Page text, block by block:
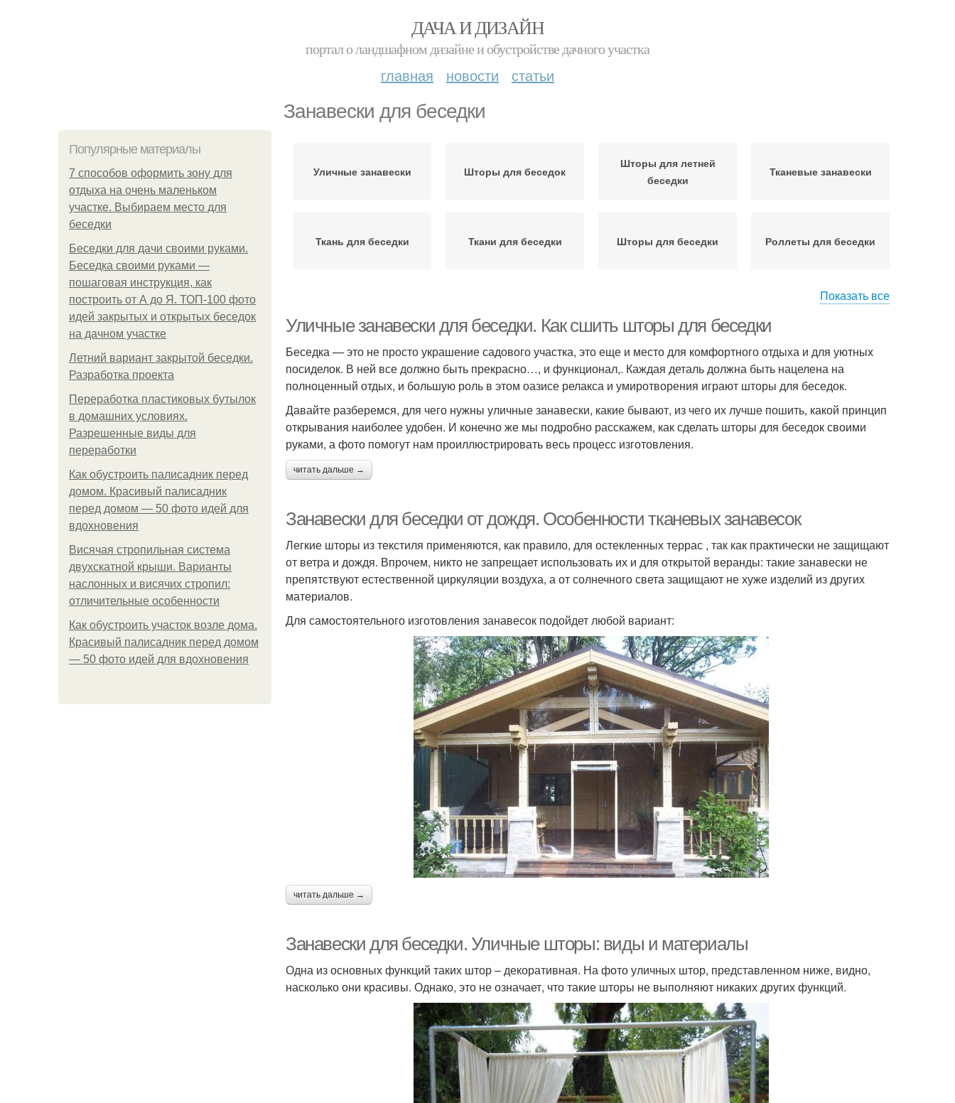
ДАЧА И ДИЗАЙН
портал о ландшафном дизайне и обустройстве дачного участка
главная новости статьи
Занавески для беседки
Популярные материалы
7 способов оформить зону для
отдыха на очень маленьком
участке. Выбираем место для
беседки
Беседки для дачи своими руками.
Беседка своими руками —
пошаговая инструкция, как
построить от А до Я. ТОП-100 фото
идей закрытых и открытых беседок
на дачном участке
Летний вариант закрытой беседки.
Разработка проекта
Переработка пластиковых бутылок
в домашних условиях.
Разрешенные виды для
переработки
Как обустроить палисадник перед
домом. Красивый палисадник
перед домом — 50 фото идей для
вдохновения
Висячая стропильная система
двухскатной крыши. Варианты
наслонных и висячих стропил:
отличительные особенности
Как обустроить участок возле дома.
Красивый палисадник перед домом
— 50 фото идей для вдохновения
Уличные занавески Шторы для беседок
Шторы для летней
беседки
Тканевые занавески
Ткань для беседки Ткани для беседки Шторы для беседки Роллеты для беседки
Показать все
Уличные занавески для беседки. Как сшить шторы для беседки
Беседка — это не просто украшение садового участка, это еще и место для комфортного отдыха и для уютных
посиделок. В ней все должно быть прекрасно…, и функционал,. Каждая деталь должна быть нацелена на
полноценный отдых, и большую роль в этом оазисе релакса и умиротворения играют шторы для беседок.
Давайте разберемся, для чего нужны уличные занавески, какие бывают, из чего их лучше пошить, какой принцип
открывания наиболее удобен. И конечно же мы подробно расскажем, как сделать шторы для беседок своими
руками, а фото помогут нам проиллюстрировать весь процесс изготовления.
читать дальше →
Занавески для беседки от дождя. Особенности тканевых занавесок
Легкие шторы из текстиля применяются, как правило, для остекленных террас , так как практически не защищают
от ветра и дождя. Впрочем, никто не запрещает использовать их и для открытой веранды: такие занавески не
препятствуют естественной циркуляции воздуха, а от солнечного света защищают не хуже изделий из других
материалов.
Для самостоятельного изготовления занавесок подойдет любой вариант:
читать дальше →
Занавески для беседки. Уличные шторы: виды и материалы
Одна из основных функций таких штор – декоративная. На фото уличных штор, представленном ниже, видно,
насколько они красивы. Однако, это не означает, что такие шторы не выполняют никаких других функций.